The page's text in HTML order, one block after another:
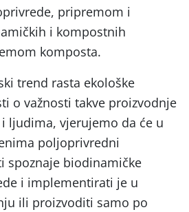
pripremom i
i kompostnih
komposta.
trend rasta ekološke
o važnosti takve proizvodnje
ljudima, vjerujemo da će u
poljoprivredni
spoznaje biodinamičke
i implementirati je u
ili proizvoditi samo po